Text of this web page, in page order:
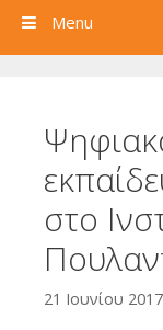
Menu
στο
21 Ιουνίου 2017